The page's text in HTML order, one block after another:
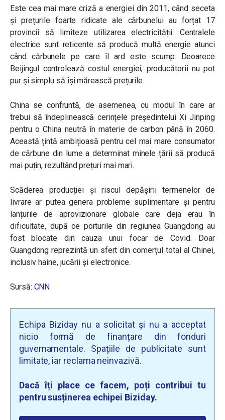
Este cea mai mare criză a energiei din 2011, când seceta
și prețurile foarte ridicate ale cărbunelui au forțat 17
provincii să limiteze utilizarea electricității. Centralele
electrice sunt reticente să producă multă energie atunci
când cărbunele pe care îl ard este scump. Deoarece
Beijingul controlează costul energiei, producătorii nu pot
pur și simplu să își mărească prețurile.
China se confruntă, de asemenea, cu modul în care ar
trebui să îndeplinească cerințele președintelui Xi Jinping
pentru o China neutră în materie de carbon până în 2060.
Această țintă ambițioasă pentru cel mai mare consumator
de cărbune din lume a determinat minele țării să producă
mai puțin, rezultând prețuri mai mari.
Scăderea producției și riscul depășirii termenelor de
livrare ar putea genera probleme suplimentare și pentru
lanțurile de aprovizionare globale care deja erau în
dificultate, după ce porturile din regiunea Guangdong au
fost blocate din cauza unui focar de Covid. Doar
Guangdong reprezintă un sfert din comerțul total al Chinei,
inclusiv haine, jucării și electronice.
Sursă: CNN
Echipa Biziday nu a solicitat și nu a acceptat
nicio formă de finanțare din fonduri
guvernamentale. Spațiile de publicitate sunt
limitate, iar reclama neinvazivă.
Dacă îți place ce facem, poți contribui tu
pentru susținerea echipei Biziday.